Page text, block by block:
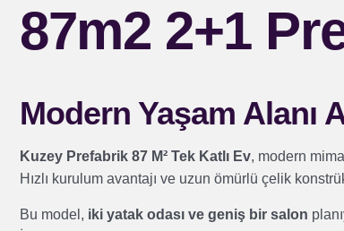
87m2 2+1
Modern Yaşam Alanı
Kuzey Prefabrik 87 M² Tek Katlı Ev, modern
Hızlı kurulum avantajı ve uzun ömürlü çelik
Bu model, iki yatak odası ve geniş bir salon